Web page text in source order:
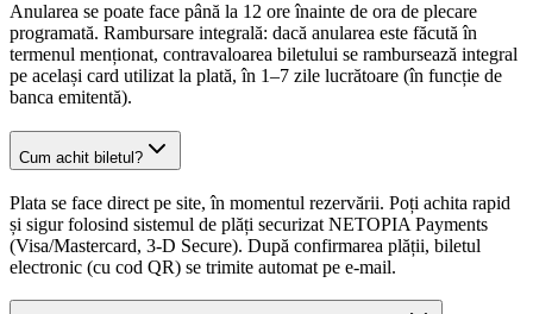
Anularea se poate face până la 12 ore înainte de ora de plecare
programată. Rambursare integrală: dacă anularea este făcută în
termenul menționat, contravaloarea biletului se rambursează integral
pe același card utilizat la plată, în 1–7 zile lucrătoare (în funcție de
banca emitentă).
Cum achit biletul?
Plata se face direct pe site, în momentul rezervării. Poți achita rapid
și sigur folosind sistemul de plăți securizat NETOPIA Payments
(Visa/Mastercard, 3-D Secure). După confirmarea plății, biletul
electronic (cu cod QR) se trimite automat pe e-mail.